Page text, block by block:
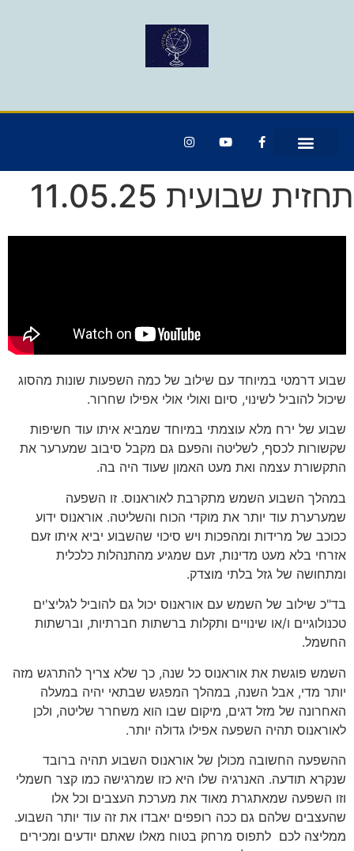
תחזית שבועית 11.05.25
שבוע דרמטי במיוחד עם שילוב של כמה השפעות שונות מהסוג
שיכול להוביל לשינוי, סיום ואולי אולי אפילו שחרור.
שבוע של ירח מלא עוצמתי במיוחד שמביא איתו עוד חשיפות
שקשורות לכסף, לשליטה והפעם גם מקבל סיבוב שמערער את
התקשורת עצמה ואת מעט האמון שעוד היה בה.
במהלך השבוע השמש מתקרבת לאוראנוס. זו השפעה
שמערערת עוד יותר את מוקדי הכוח והשליטה. אוראנוס ידוע
ככוכב של מרידות ומהפכות ויש סיכוי שהשבוע יביא איתו זעם
אזרחי בלא מעט מדינות, זעם שמגיע מהתנהלות כלכלית
ומתחושה של גזל בלתי מוצדק.
בד"כ שילוב של השמש עם אוראנוס יכול גם להוביל לגליצ'ים
טכנולוגיים ו/או שינויים ותקלות ברשתות חברתיות, וברשתות
החשמל.
השמש פוגשת את אוראנוס כל שנה, כך שלא צריך להתרגש מזה
יותר מדי, אבל השנה, במהלך המפגש שבתאי יהיה במעלה
האחרונה של מזל דגים, מיקום שבו הוא משחרר שליטה, ולכן
לאוראנוס תהיה השפעה אפילו גדולה יותר.
ההשפעה החשובה מכולן של אוראנוס השבוע תהיה ברובד
שנקרא תודעה. האנרגיה שלו היא כזו שמרגישה כמו קצר חשמלי
וזו השפעה שמאתגרת מאוד את מערכת העצבים וכל אלו
שהעצבים שלהם גם ככה רופפים יאבדו את זה עוד יותר השבוע.
ממליצה לכם לתפוס מרחק בטוח מאלו שאתם יודעים ומכירים